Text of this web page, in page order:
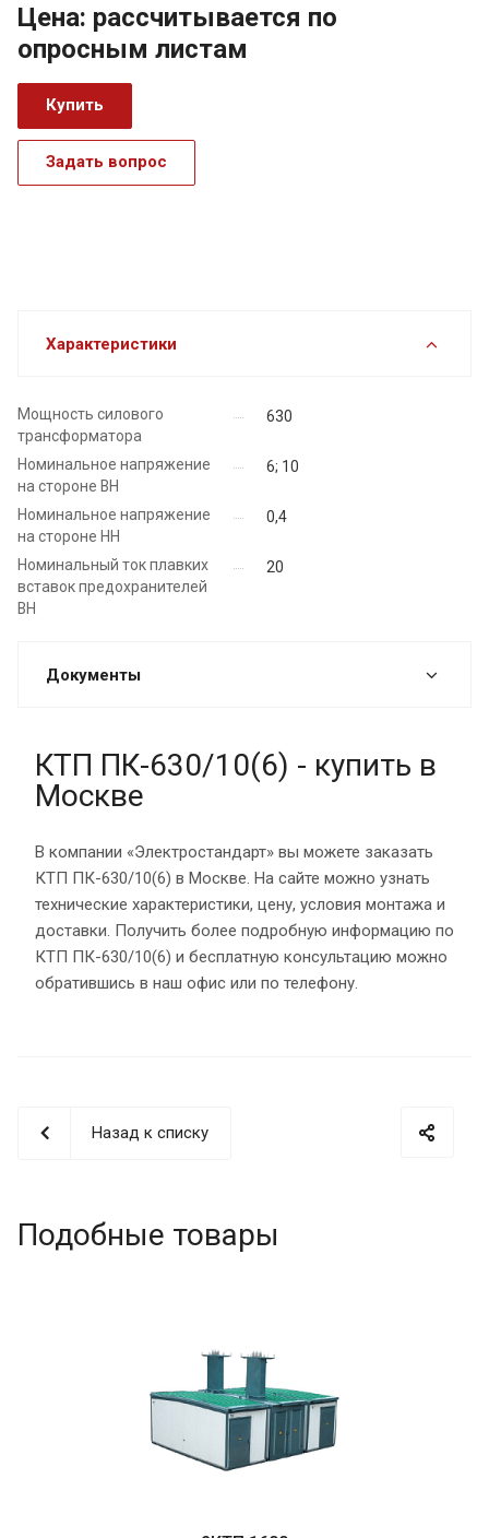
Цена: рассчитывается по
опросным листам
Купить
Задать вопрос
Характеристики
Мощность силового
трансформатора
630
Номинальное напряжение
на стороне ВН
6; 10
Номинальное напряжение
на стороне НН
0,4
Номинальный ток плавких
вставок предохранителей
ВН
20
Документы
КТП ПК-630/10(6) - купить в
Москве
В компании «Электростандарт» вы можете заказать
КТП ПК-630/10(6) в Москве. На сайте можно узнать
технические характеристики, цену, условия монтажа и
доставки. Получить более подробную информацию по
КТП ПК-630/10(6) и бесплатную консультацию можно
обратившись в наш офис или по телефону.
Назад к списку
Подобные товары